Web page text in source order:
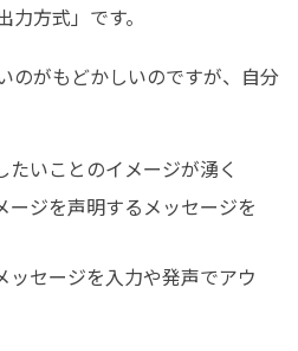
方式」です。
のがもどかしいのですが、自分
たいことのイメージが湧く
ージを声明するメッセージを
ッセージを入力や発声でアウ